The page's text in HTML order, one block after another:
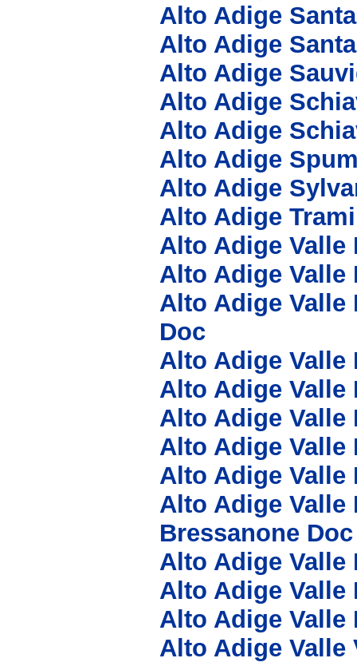
Alto Adige
Alto Adige
Alto Adige
Alto Adige
Alto Adige
Alto Adige
Alto Adige
Alto Adige
Alto Adige Valle
Alto Adige Valle
Alto Adige Valle
Doc
Alto Adige Valle
Alto Adige Valle
Alto Adige
Alto Adige Valle
Alto Adige Valle
Alto Adige Valle
Bressanone Doc
Alto Adige Valle
Alto Adige Valle
Alto Adige Valle
Alto Adige Valle